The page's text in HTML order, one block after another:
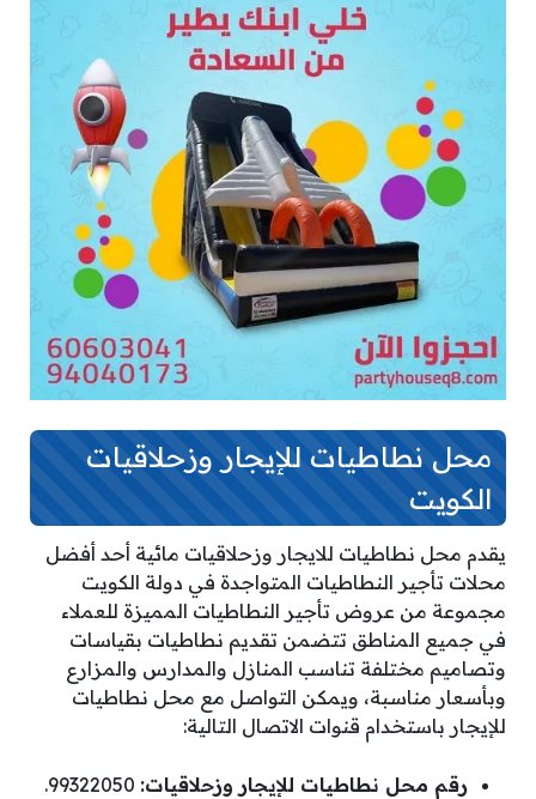
محل نطاطيات للإيجار وزحلاقيات
الكويت
يقدم محل نطاطيات للايجار وزحلاقيات مائية أحد أفضل
محلات تأجير النطاطيات المتواجدة في دولة الكويت
مجموعة من عروض تأجير النطاطيات المميزة للعملاء
في جميع المناطق تتضمن تقديم نطاطيات بقياسات
وتصاميم مختلفة تناسب المنازل والمدارس والمزارع
وبأسعار مناسبة، ويمكن التواصل مع محل نطاطيات
للإيجار باستخدام قنوات الاتصال التالية:
رقم محل نطاطيات للإيجار وزحلاقيات: